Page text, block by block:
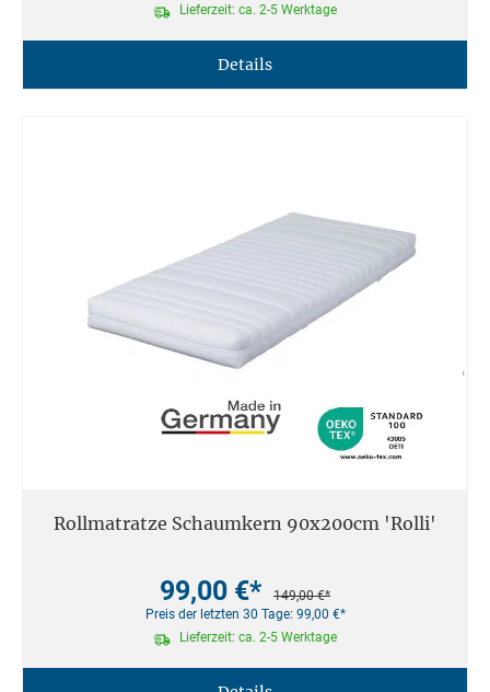
Lieferzeit: ca. 2-5 Werktage
Details
Rollmatratze Schaumkern 90x200cm 'Rolli'
99,00 €*
149,00 €*
Preis der letzten 30 Tage: 99,00 €*
Lieferzeit: ca. 2-5 Werktage